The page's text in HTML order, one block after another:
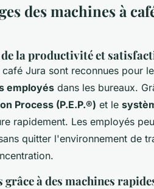
des machines à
la productivité et
café Jura sont reconnues pour
employés dans les bureaux.
Process (P.E.P.®) et le
rapidement. Les employés
quitter l'environnement de
grâce à des machines